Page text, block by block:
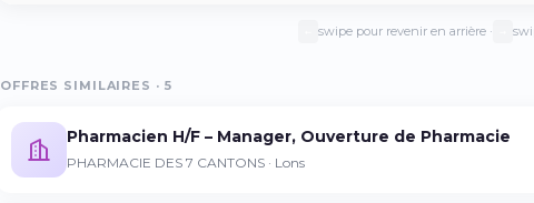
swipe pour revenir en arrière ·
OFFRES SIMILAIRES · 5
Pharmacien H/F – Manager, Ouverture de Pharmacie
PHARMACIE DES 7 CANTONS · Lons
Téléchargez l'app sur l'App Store